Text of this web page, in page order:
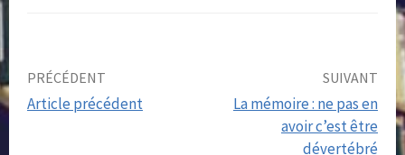
Post
PRÉCÉDENT
Article précédent
SUIVANT
La mémoire : ne pas en
avoir c’est être
dévertébré